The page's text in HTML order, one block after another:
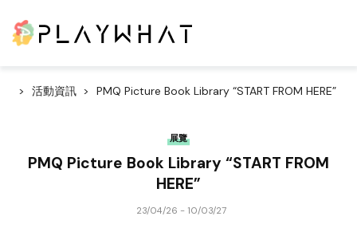
活動資訊 PMQ Picture Book Library “START FROM HERE”
展覽
PMQ Picture Book Library “START FROM
HERE”
23/04/26 - 10/03/27